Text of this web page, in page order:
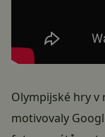
Olympijské hry v
motivovaly